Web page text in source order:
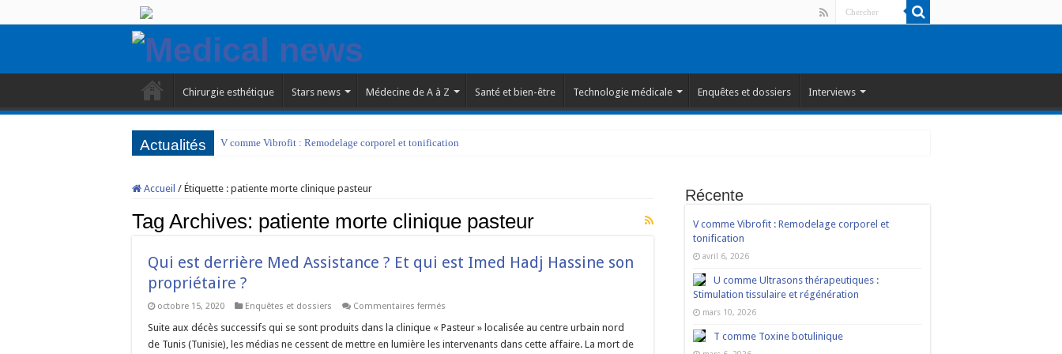
Chirurgie esthétique Stars news Médecine de A à Z Santé et bien-être Technologie médicale Enquêtes et dossiers Interviews
Actualités V comme Vibrofit : Remodelage corporel et tonification
Accueil / Étiquette : patiente morte clinique pasteur
Tag Archives: patiente morte clinique pasteur
Qui est derrière Med Assistance ? Et qui est Imed Hadj Hassine son
propriétaire ?
octobre 15, 2020 Enquêtes et dossiers Commentaires fermés
est
Med
Suite aux décès successifs qui se sont produits dans la clinique « Pasteur » localisée au centre urbain nord
de Tunis (Tunisie), les médias ne cessent de mettre en lumière les intervenants dans cette affaire. La mort de
Récente
V comme Vibrofit : Remodelage corporel et
tonification
avril 6, 2026
U comme Ultrasons thérapeutiques :
Stimulation tissulaire et régénération
mars 10, 2026
T comme Toxine botulinique